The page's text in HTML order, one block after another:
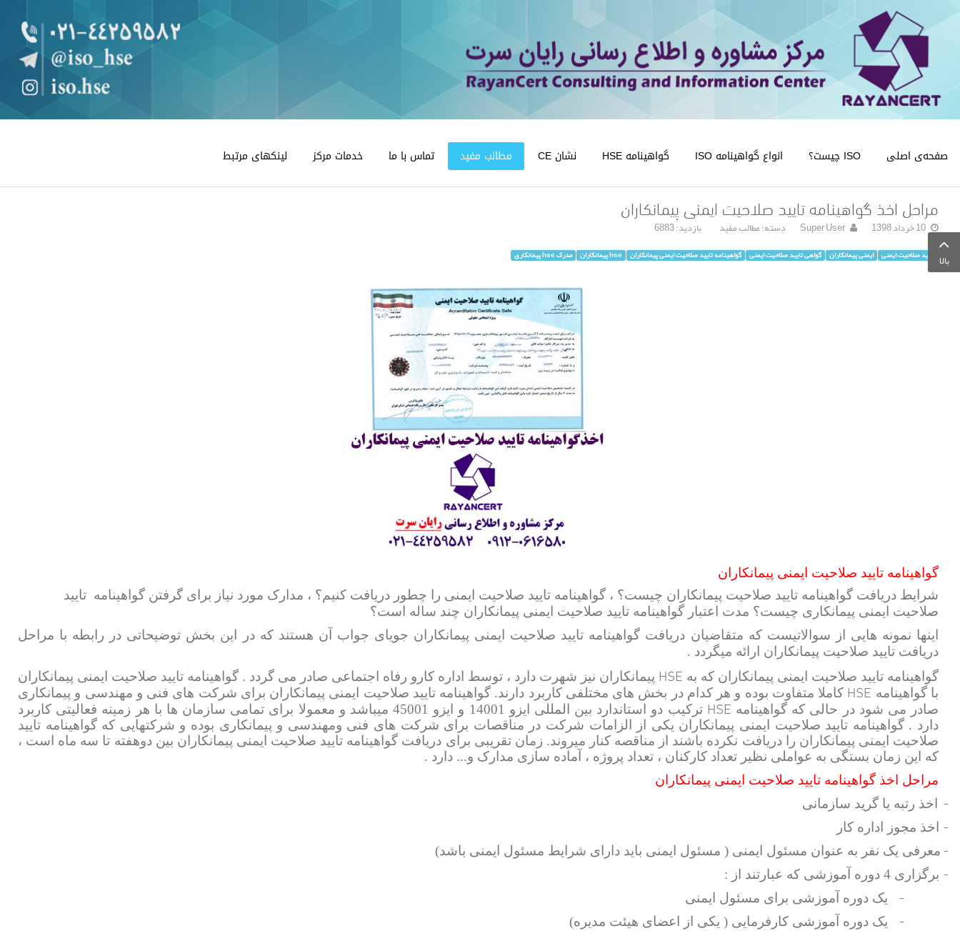
صفحه‌ی اصلی ISO چیست؟ انواع گواهینامه ISO گواهینامه HSE نشان CE مطالب مفید تماس با ما خدمات مرکز لینکهای مرتبط
مراحل اخذ گواهینامه تایید صلاحیت ایمنی پیمانکاران
10 خرداد 1398 Super User دسته:مطالب مفید بازدید: 6883
تایید صلاحیت ایمنی ایمنی پیمانکاران گواهی تایید صلاحیت ایمنی گواهینامه تایید صلاحیت ایمنی پیمانکاران hse پیمانکاران مدرک hse پیمانکاری
گواهینامه تایید صلاحیت ایمنی پیمانکاران
شرایط دریافت گواهینامه تایید صلاحیت پیمانکاران چیست؟ ، گواهینامه تایید صلاحیت ایمنی را چطور دریافت کنیم؟ ، مدارک مورد نیاز برای گرفتن گواهینامه تایید
صلاحیت ایمنی پیمانکاری چیست؟ مدت اعتبار گواهینامه تایید صلاحیت ایمنی پیمانکاران چند ساله است؟
اینها نمونه هایی از سوالاتیست که متقاضیان دریافت گواهینامه تایید صلاحیت ایمنی پیمانکاران جویای جواب آن هستند که در این بخش توضیحاتی در رابطه با مراحل
دریافت تایید صلاحیت پیمانکاران ارائه میگردد .
گواهینامه تایید صلاحیت ایمنی پیمانکاران که به HSE پیمانکاران نیز شهرت دارد ، توسط اداره کارو رفاه اجتماعی صادر می گردد . گواهینامه تایید صلاحیت ایمنی پیمانکاران
با گواهینامه HSE کاملا متفاوت بوده و هر کدام در بخش های مختلفی کاربرد دارند. گواهینامه تایید صلاحیت ایمنی پیمانکاران برای شرکت های فنی و مهندسی و پیمانکاری
صادر می شود در حالی که گواهینامه HSE
ترکیب دو استاندارد بین المللی ایزو 14001 و ایزو 45001 میباشد و معمولا برای تمامی سازمان ها با هر زمینه فعالیتی کاربرد
دارد . گواهینامه تایید صلاحیت ایمنی پیمانکاران یکی از الزامات شرکت در مناقصات برای شرکت های فنی ومهندسی و پیمانکاری بوده و شرکتهایی که گواهینامه تایید
صلاحیت ایمنی پیمانکاران را دریافت نکرده باشند از مناقصه کنار میروند. زمان تقریبی برای دریافت گواهینامه تایید صلاحیت ایمنی پیمانکاران بین دوهفته تا سه ماه است ،
که این زمان بستگی به عواملی نظیر تعداد کارکنان ، تعداد پروژه ، آماده سازی مدارک و... دارد .
مراحل اخذ گواهینامه تایید صلاحیت ایمنی پیمانکاران
اخذ رتبه یا گرید سازمانی
اخذ مجوز اداره کار
معرفی یک نفر به عنوان مسئول ایمنی ( مسئول ایمنی باید دارای شرایط مسئول ایمنی باشد)
برگزاری 4 دوره آموزشی که عبارتند از :
- یک دوره آموزشی برای مسئول ایمنی
- یک دوره آموزشی کارفرمایی ( یکی از اعضای هیئت مدیره)
بالا